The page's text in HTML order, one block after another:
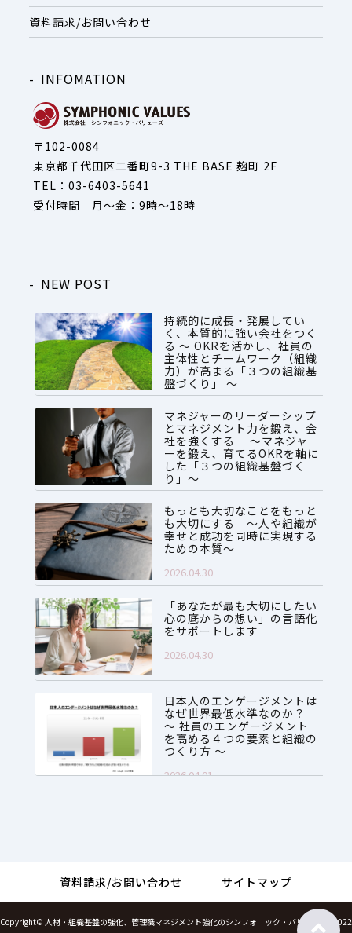
資料請求/お問い合わせ
INFOMATION
〒102-0084
東京都千代田区二番町9-3 THE BASE 麹町 2F
TEL：03-6403-5641
受付時間 月～金：9時～18時
NEW POST
持続的に成長・発展してい
く、本質的に強い会社をつく
る ～ OKRを活かし、社員の
主体性とチームワーク（組織
力）が高まる「３つの組織基
盤づくり」 ～
マネジャーのリーダーシップ
とマネジメント力を鍛え、会
社を強くする ～マネジャ
ーを鍛え、育てるOKRを軸に
した「３つの組織基盤づく
り」～
もっとも大切なことをもっと
も大切にする ～人や組織が
幸せと成功を同時に実現する
ための本質～
2026.04.30
「あなたが最も大切にしたい
心の底からの想い」の言語化
をサポートします
2026.04.30
日本人のエンゲージメントは
なぜ世界最低水準なのか？
～ 社員のエンゲージメント
を高める４つの要素と組織の
つくり方 ～
2026.04.01
資料請求/お問い合わせ サイトマップ
Copyright© 人材・組織基盤の強化、管理職マネジメント強化のシンフォニック・バリューズ
, 2022